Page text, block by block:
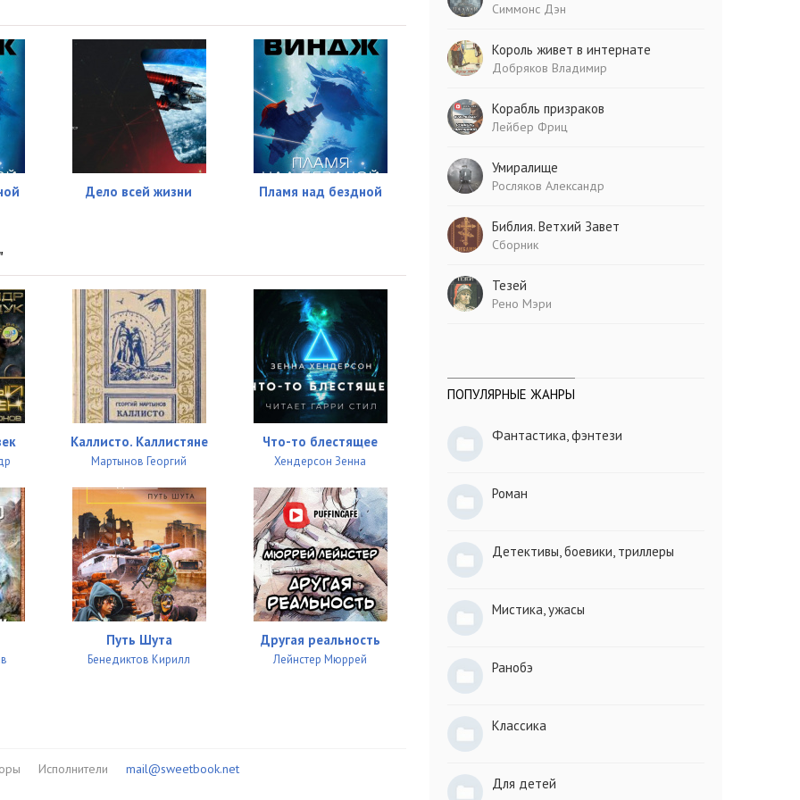
15:05
18:18
24:47
15:02
49:53
28:45
Дело всей жизни Пламя над бездной
"
Каллисто. Каллистяне
Мартынов Георгий
Что-то блестящее
Хендерсон Зенна
Путь Шута
Бенедиктов Кирилл
Другая реальность
Лейнстер Мюррей
Исполнители mail@sweetbook.net
Симмонс Дэн
Король живет в интернате
Добряков Владимир
Корабль призраков
Лейбер Фриц
Умиралище
Росляков Александр
Библия. Ветхий Завет
Сборник
Тезей
Рено Мэри
ПОПУЛЯРНЫЕ ЖАНРЫ
Фантастика, фэнтези
Роман
Детективы, боевики, триллеры
Мистика, ужасы
Ранобэ
Классика
Для детей